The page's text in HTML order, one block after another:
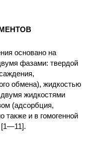
основано на
фазами: твердой
обмена), жидкостью
жидкостями
(адсорбция,
также и в гомогенной
[1—11].